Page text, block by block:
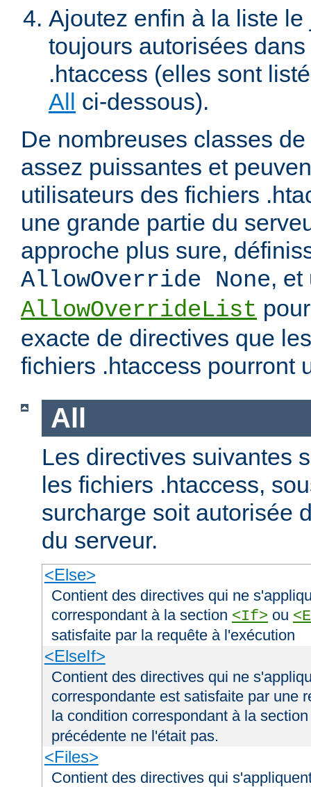
Ajoutez enfin à la liste
toujours autorisées
.htaccess (elles sont
All ci-dessous).
De nombreuses classes
assez puissantes et
utilisateurs des fichiers
une grande partie du
approche plus sure,
AllowOverride None, et
AllowOverrideList
exacte de directives que
fichiers .htaccess pourront
All
Les directives suivantes
les fichiers .htaccess,
surcharge soit autorisée
du serveur.
<Else>
Contient des directives qui ne
correspondant à la section <If> ou
satisfaite par la requête à l'exécution
<ElseIf>
Contient des directives qui ne
correspondante est satisfaite par une
la condition correspondant à la
précédente ne l'était pas.
<Files>
Contient des directives qui